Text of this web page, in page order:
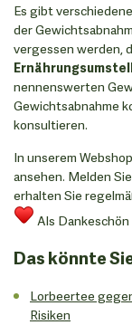
Es gibt
der
vergessen werden,
nennenswerten
Gewichtsabnahme
konsultieren.
In unserem
ansehen. Melden
erhalten Sie
Als
Das könnte
Lorbeertee
Risiken